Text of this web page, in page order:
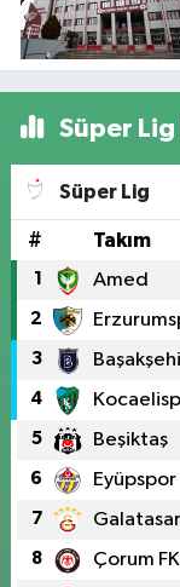
Süper
Süper Lig
# Takım
1 Amed
2
3
4
5 Beşiktaş
6 Eyüpspor
7
8 Çorum FK